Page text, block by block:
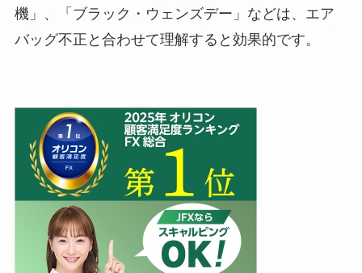
機」、「ブラック・ウェンズデー」などは、エア
バッグ不正と合わせて理解すると効果的です。